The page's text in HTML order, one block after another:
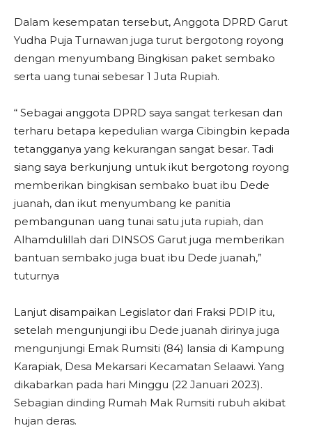
Dalam kesempatan tersebut, Anggota DPRD Garut
Yudha Puja Turnawan juga turut bergotong royong
dengan menyumbang Bingkisan paket sembako
serta uang tunai sebesar 1 Juta Rupiah.
“ Sebagai anggota DPRD saya sangat terkesan dan
terharu betapa kepedulian warga Cibingbin kepada
tetangganya yang kekurangan sangat besar. Tadi
siang saya berkunjung untuk ikut bergotong royong
memberikan bingkisan sembako buat ibu Dede
juanah, dan ikut menyumbang ke panitia
pembangunan uang tunai satu juta rupiah, dan
Alhamdulillah dari DINSOS Garut juga memberikan
bantuan sembako juga buat ibu Dede juanah,”
tuturnya
Lanjut disampaikan Legislator dari Fraksi PDIP itu,
setelah mengunjungi ibu Dede juanah dirinya juga
mengunjungi Emak Rumsiti (84) lansia di Kampung
Karapiak, Desa Mekarsari Kecamatan Selaawi. Yang
dikabarkan pada hari Minggu (22 Januari 2023).
Sebagian dinding Rumah Mak Rumsiti rubuh akibat
hujan deras.